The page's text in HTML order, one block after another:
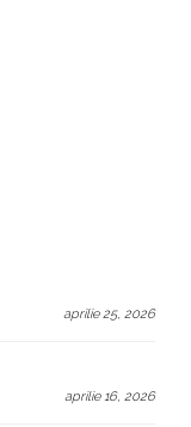
aprilie 25, 2026
aprilie 16, 2026